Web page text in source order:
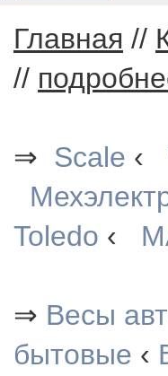
Главная //
//
⇒ Scale ‹
Toledo ‹
⇒ Весы
бытовые ‹